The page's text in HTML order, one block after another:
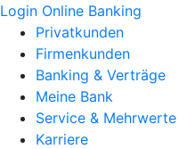
Login Online Banking
Privatkunden
Firmenkunden
Banking & Verträge
Meine Bank
Service & Mehrwerte
Karriere